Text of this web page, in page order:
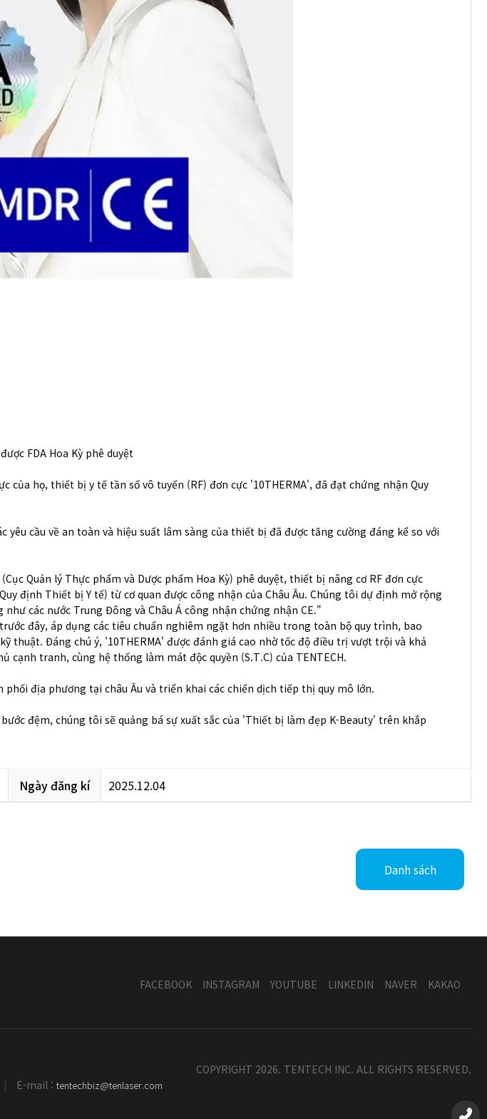
FDA Hoa Kỳ phê duyệt
họ, thiết bị y tế tần số vô tuyến (RF) đơn cực '10THERMA', đã đạt chứng nhận Quy
cầu về an toàn và hiệu suất lâm sàng của thiết bị đã được tăng cường đáng kể so với
Quản lý Thực phẩm và Dược phẩm Hoa Kỳ) phê duyệt, thiết bị nâng cơ RF đơn cực
định Thiết bị Y tế) từ cơ quan được công nhận của Châu Âu. Chúng tôi dự định mở rộng
như các nước Trung Đông và Châu Á công nhận chứng nhận CE."
đây, áp dụng các tiêu chuẩn nghiêm ngặt hơn nhiều trong toàn bộ quy trình, bao
Đáng chú ý, '10THERMA' được đánh giá cao nhờ tốc độ điều trị vượt trội và khả
tranh, cùng hệ thống làm mát độc quyền (S.T.C) của TENTECH.
địa phương tại châu Âu và triển khai các chiến dịch tiếp thị quy mô lớn.
đệm, chúng tôi sẽ quảng bá sự xuất sắc của 'Thiết bị làm đẹp K-Beauty' trên khắp
Ngày đăng kí 2025.12.04
Danh sách
FACEBOOK INSTAGRAM YOUTUBE LINKEDIN NAVER KAKAO
| E-mail : tentechbiz@tenlaser.com
COPYRIGHT 2026. TENTECH INC. ALL RIGHTS RESERVED.